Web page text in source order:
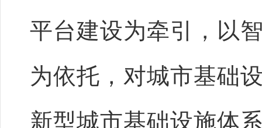
平台建设为牵引，以
为依托，对城市基础
新型城市基础设施体